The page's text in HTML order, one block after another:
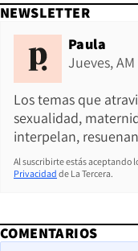
NEWSLETTER
Paula
Jueves, AM
Los temas que
sexualidad,
interpelan,
Al suscribirte estás aceptando
Privacidad de La Tercera.
COMENTARIOS